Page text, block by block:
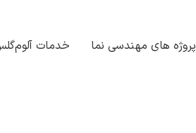
پروژه های مهندسی نما خدمات